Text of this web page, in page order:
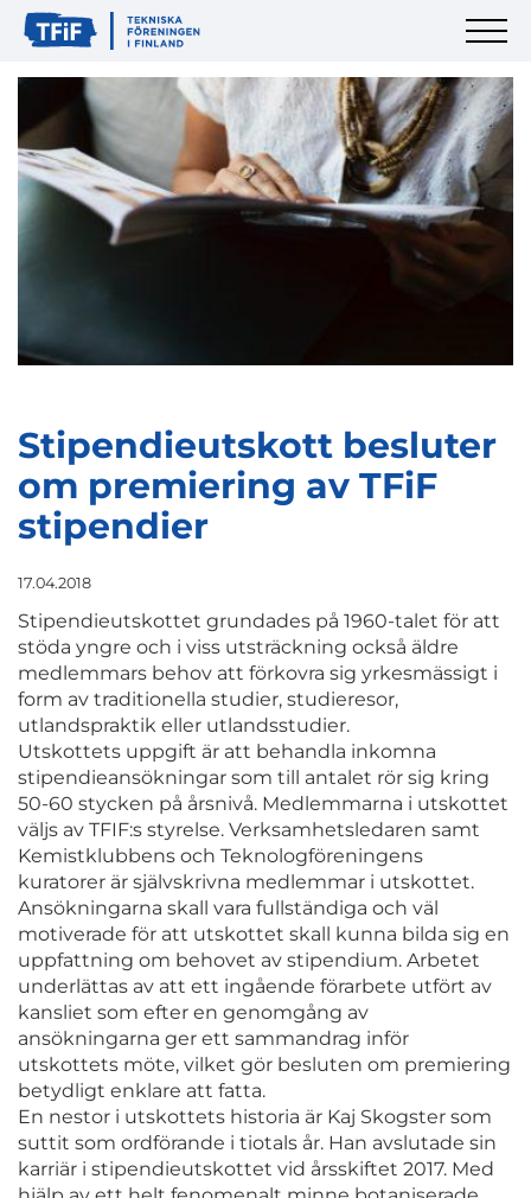
Stipendieutskott besluter
om premiering av TFiF
stipendier
17.04.2018
Stipendieutskottet grundades på 1960-talet för att
stöda yngre och i viss utsträckning också äldre
medlemmars behov att förkovra sig yrkesmässigt i
form av traditionella studier, studieresor,
utlandspraktik eller utlandsstudier.
Utskottets uppgift är att behandla inkomna
stipendieansökningar som till antalet rör sig kring
50-60 stycken på årsnivå. Medlemmarna i utskottet
väljs av TFIF:s styrelse. Verksamhetsledaren samt
Kemistklubbens och Teknologföreningens
kuratorer är självskrivna medlemmar i utskottet.
Ansökningarna skall vara fullständiga och väl
motiverade för att utskottet skall kunna bilda sig en
uppfattning om behovet av stipendium. Arbetet
underlättas av att ett ingående förarbete utfört av
kansliet som efter en genomgång av
ansökningarna ger ett sammandrag inför
utskottets möte, vilket gör besluten om premiering
betydligt enklare att fatta.
En nestor i utskottets historia är Kaj Skogster som
suttit som ordförande i tiotals år. Han avslutade sin
karriär i stipendieutskottet vid årsskiftet 2017. Med